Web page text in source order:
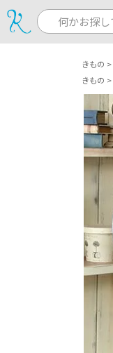
きもの
きもの